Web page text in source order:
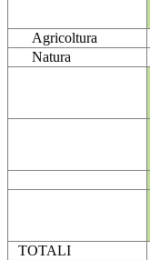
Agricoltura
Natura
TOTALI